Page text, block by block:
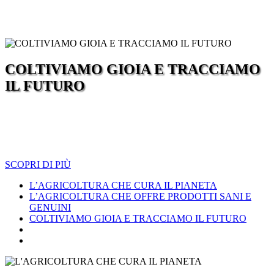
COLTIVIAMO GIOIA E TRACCIAMO
IL FUTURO
SCOPRI DI PIÙ
L’AGRICOLTURA CHE CURA IL PIANETA
L’AGRICOLTURA CHE OFFRE PRODOTTI SANI E
GENUINI
COLTIVIAMO GIOIA E TRACCIAMO IL FUTURO